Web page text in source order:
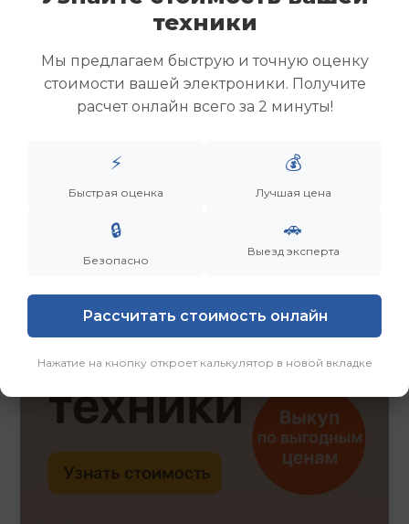
Скупка ноутбуков
Скупка ультрабуков
Скупка игровых ноутбуков
Скупка рабочих ноутбуков
Скупка старых ноутбуков (б/у)
Заказать Смотреть еще
техники
Мы предлагаем быструю и точную оценку
стоимости вашей электроники. Получите
расчет онлайн всего за 2 минуты!
⚡
Быстрая оценка
💰
Лучшая цена
🔒
Безопасно
🚗
Выезд эксперта
Рассчитать стоимость онлайн
Нажатие на кнопку откроет калькулятор в новой вкладке